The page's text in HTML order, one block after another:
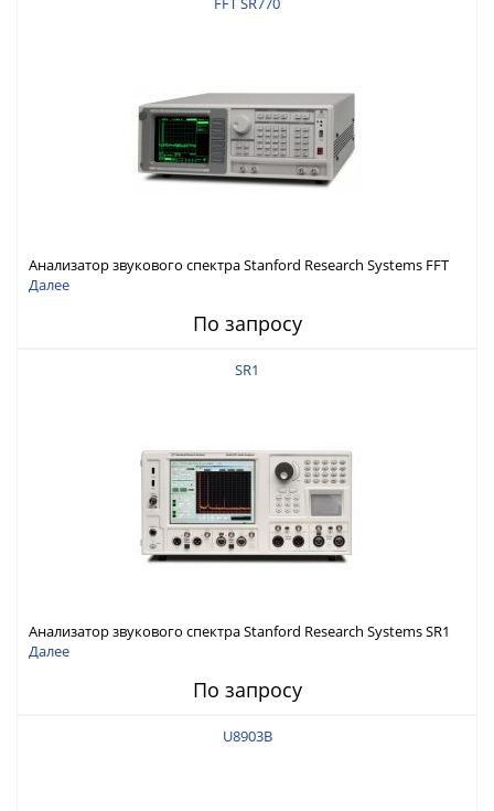
Анализатор звукового спектра Stanford Research Systems FFT
SR770
Далее
По запросу
SR1
Анализатор звукового спектра Stanford Research Systems SR1
Далее
По запросу
U8903B